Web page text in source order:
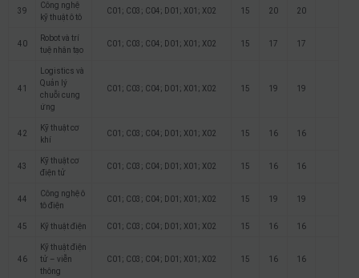
39
Công nghệ
kỹ thuật ô tô
C01; C03; C04; D01; X01; X02 15 20 20
40
Robot và trí
tuệ nhân tạo
C01; C03; C04; D01; X01; X02 15 17 17
41
Logistics và
Quản lý
chuỗi cung
ứng
C01; C03; C04; D01; X01; X02 15 19 19
42
Kỹ thuật cơ
khí
C01; C03; C04; D01; X01; X02 15 16 16
43
Kỹ thuật cơ
điện tử
C01; C03; C04; D01; X01; X02 15 16 16
44
Công nghệ ô
tô điện
C01; C03; C04; D01; X01; X02 15 19 19
45 Kỹ thuật điện C01; C03; C04; D01; X01; X02 15 16 16
46
Kỹ thuật điện
tử – viễn
thông
C01; C03; C04; D01; X01; X02 15 16 16